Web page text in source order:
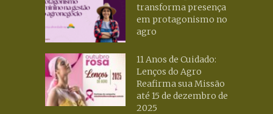
transforma presença
em protagonismo no
agro
11 Anos de Cuidado:
Lenços do Agro
Reafirma sua Missão
até 15 de dezembro de
2025